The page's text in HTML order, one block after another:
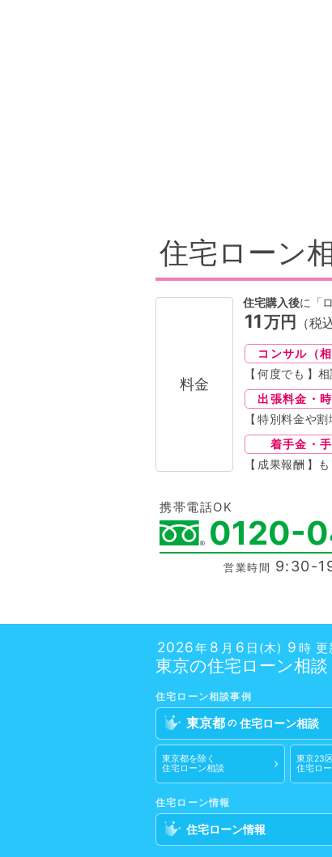
住宅ローン
料金
住宅購入後に「
11万円 （税
コンサル（
【 何度でも 】相
出張料金・
【 特別料金や割
着手金・
【 成果報酬 】
携帯電話OK
0120-
営業時間 9:30-
2026年 8 月 6 日(木) 9 時 更
東京の住宅ローン相談
住宅ローン相談事例
東京都 の 住宅ローン相談
東京都を除く
住宅ローン相談
東京23
住宅ロ
住宅ローン情報
住宅ローン情報